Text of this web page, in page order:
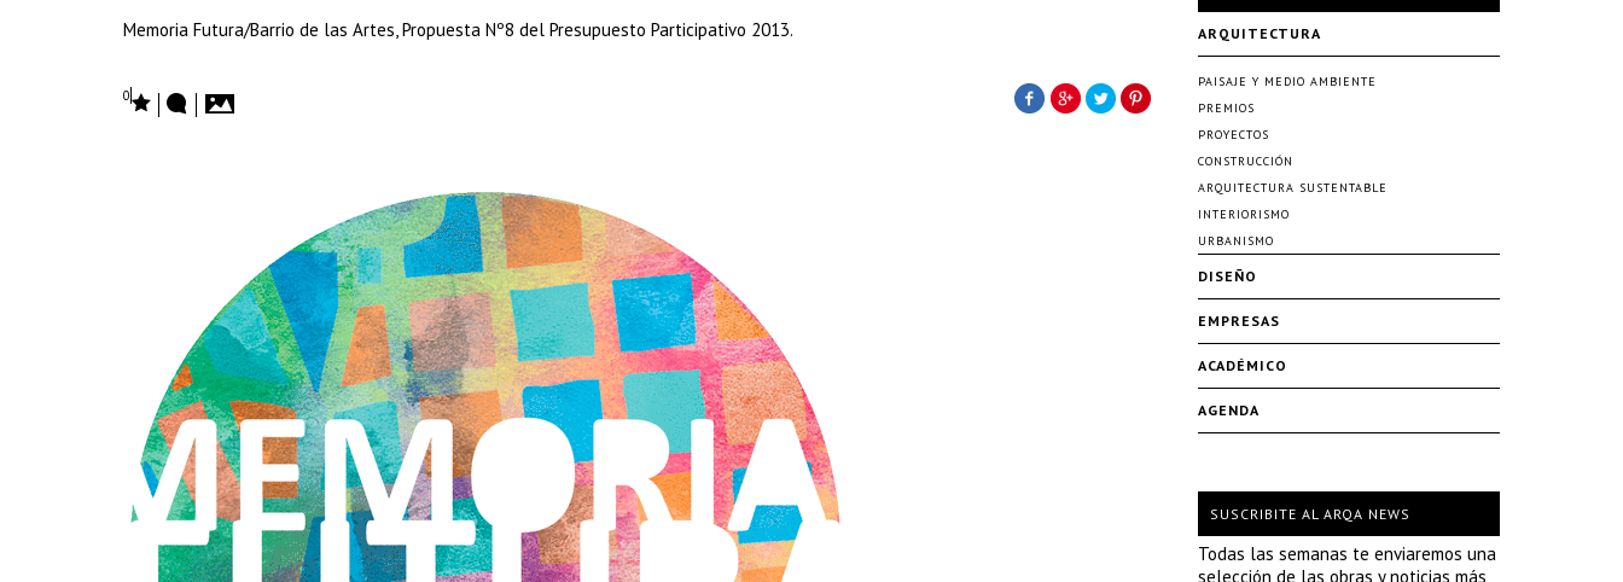
Memoria Futura/Barrio de las Artes, Propuesta Nº8 del Presupuesto Participativo 2013.
0
ARQUITECTURA
PAISAJE Y MEDIO AMBIENTE
PREMIOS
PROYECTOS
CONSTRUCCIÓN
ARQUITECTURA SUSTENTABLE
INTERIORISMO
URBANISMO
DISEÑO
EMPRESAS
ACADÉMICO
AGENDA
SUSCRIBITE AL ARQA NEWS
Todas las semanas te enviaremos una
selección de las obras y noticias más